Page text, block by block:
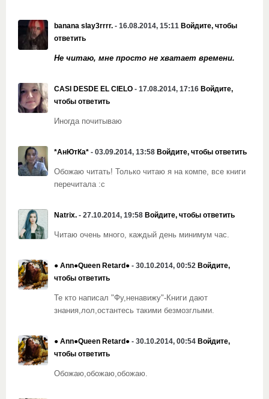
banana slay3rrrr. - 16.08.2014, 15:11 Войдите, чтобы
ответить
Не читаю, мне просто не хватает времени.
CASI DESDE EL CIELO - 17.08.2014, 17:16 Войдите,
чтобы ответить
Иногда почитываю
*АнЮтКа* - 03.09.2014, 13:58 Войдите, чтобы ответить
Обожаю читать! Только читаю я на компе, все книги
перечитала :с
Natrix. - 27.10.2014, 19:58 Войдите, чтобы ответить
Читаю очень много, каждый день минимум час.
● Ann●Queen Retard● - 30.10.2014, 00:52 Войдите,
чтобы ответить
Те кто написал "Фу,ненавижу"-Книги дают
знания,лол,остантесь такими безмозглыми.
● Ann●Queen Retard● - 30.10.2014, 00:54 Войдите,
чтобы ответить
Обожаю,обожаю,обожаю.